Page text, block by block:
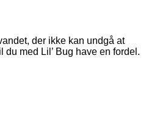
der ikke kan undgå at
med Lil’ Bug have en fordel.